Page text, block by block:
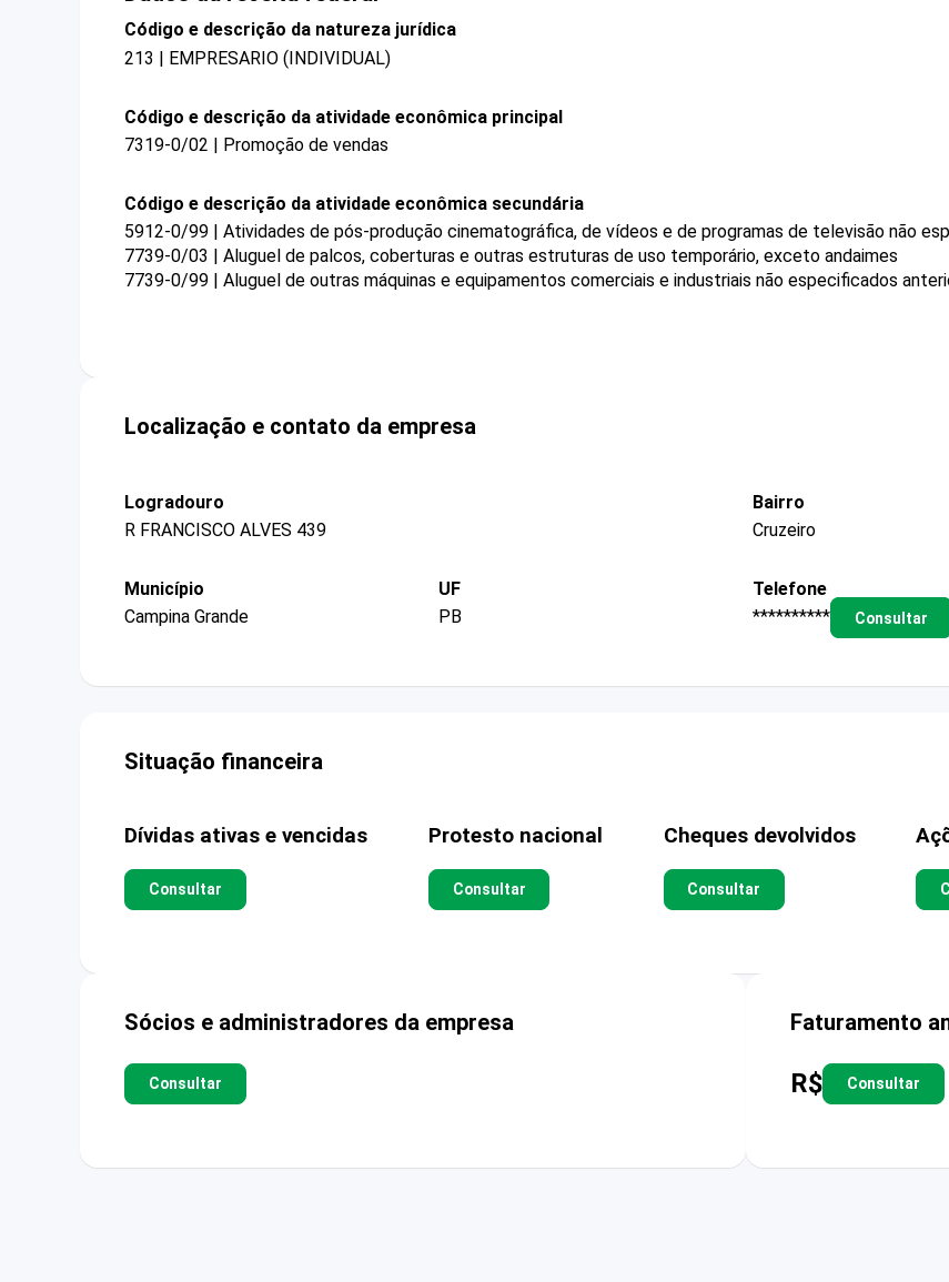
Código e descrição da natureza jurídica
213 | EMPRESARIO (INDIVIDUAL)
Código e descrição da atividade econômica principal
7319-0/02 | Promoção de vendas
Código e descrição da atividade econômica secundária
5912-0/99 | Atividades de pós-produção cinematográfica, de vídeos e de programas de televisão não
7739-0/03 | Aluguel de palcos, coberturas e outras estruturas de uso temporário, exceto andaimes
7739-0/99 | Aluguel de outras máquinas e equipamentos comerciais e industriais não especificados
Localização e contato da empresa
Logradouro
R FRANCISCO ALVES 439
Bairro
Cruzeiro
Município
Campina Grande
UF
PB
Telefone
**********
Consultar
Situação financeira
Dívidas ativas e vencidas
Consultar
Protesto nacional
Consultar
Cheques devolvidos
Consultar
Sócios e administradores da empresa
Consultar
Faturamento
R$ Consultar